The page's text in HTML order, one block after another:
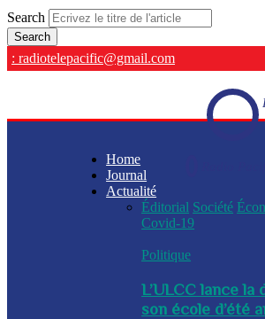
Search
: radiotelepacific@gmail.com
Home
Journal
Actualité
Éditorial Société
Covid-19
Politique
L’ULCC lance la
son école d’été